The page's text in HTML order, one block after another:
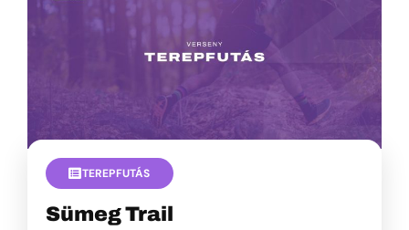
TEREPFUTÁS
Sümeg Trail